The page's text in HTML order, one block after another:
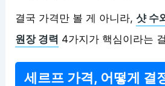
결국 가격만 볼 게 아니라,샷 수
원장 경력 4가지가 핵심이라는
세르프 가격, 어떻게 결